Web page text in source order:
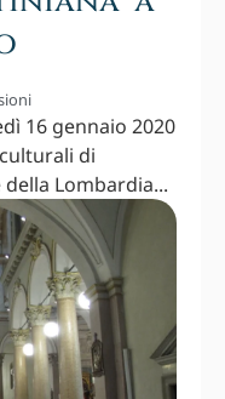
16 gennaio 2020
di
Lombardia...